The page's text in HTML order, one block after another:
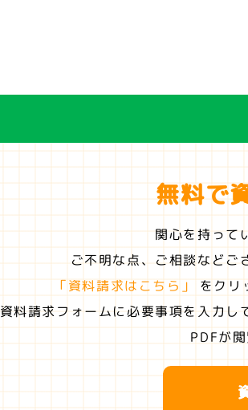
無料で
関心を持って
ご不明な点、ご相談などご
「資料請求はこちら」
をクリ
資料請求フォームに必要事項を入力し
PDFが